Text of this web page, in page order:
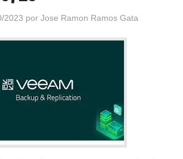
2023 porJose Ramon Ramos Gata